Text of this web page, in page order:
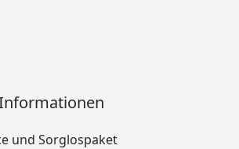
und Sorglospaket